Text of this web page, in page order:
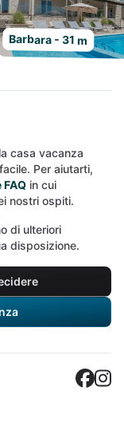
Barbara - 31 m
casa vacanza
Per aiutarti,
FAQ in cui
nostri ospiti.
di ulteriori
disposizione.